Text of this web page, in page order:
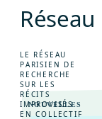
Réseau
LE RÉSEAU
PARISIEN DE
RECHERCHE
SUR LES
RÉCITS
IMPROVISÉS
EN COLLECTIF
eu derôles
NOUVELLES